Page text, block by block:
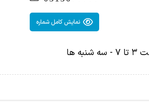
نمایش کامل شماره
ها